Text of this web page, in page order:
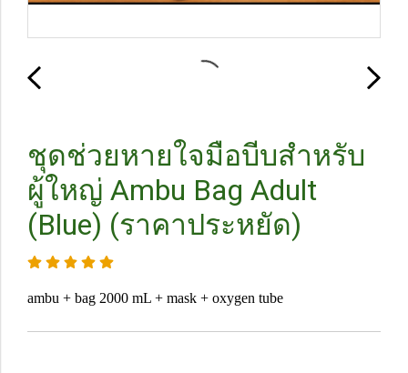
ชุดช่วยหายใจมือบีบสำหรับ
ผู้ใหญ่ Ambu Bag Adult
(Blue) (ราคาประหยัด)
ambu + bag 2000 mL + mask + oxygen tube